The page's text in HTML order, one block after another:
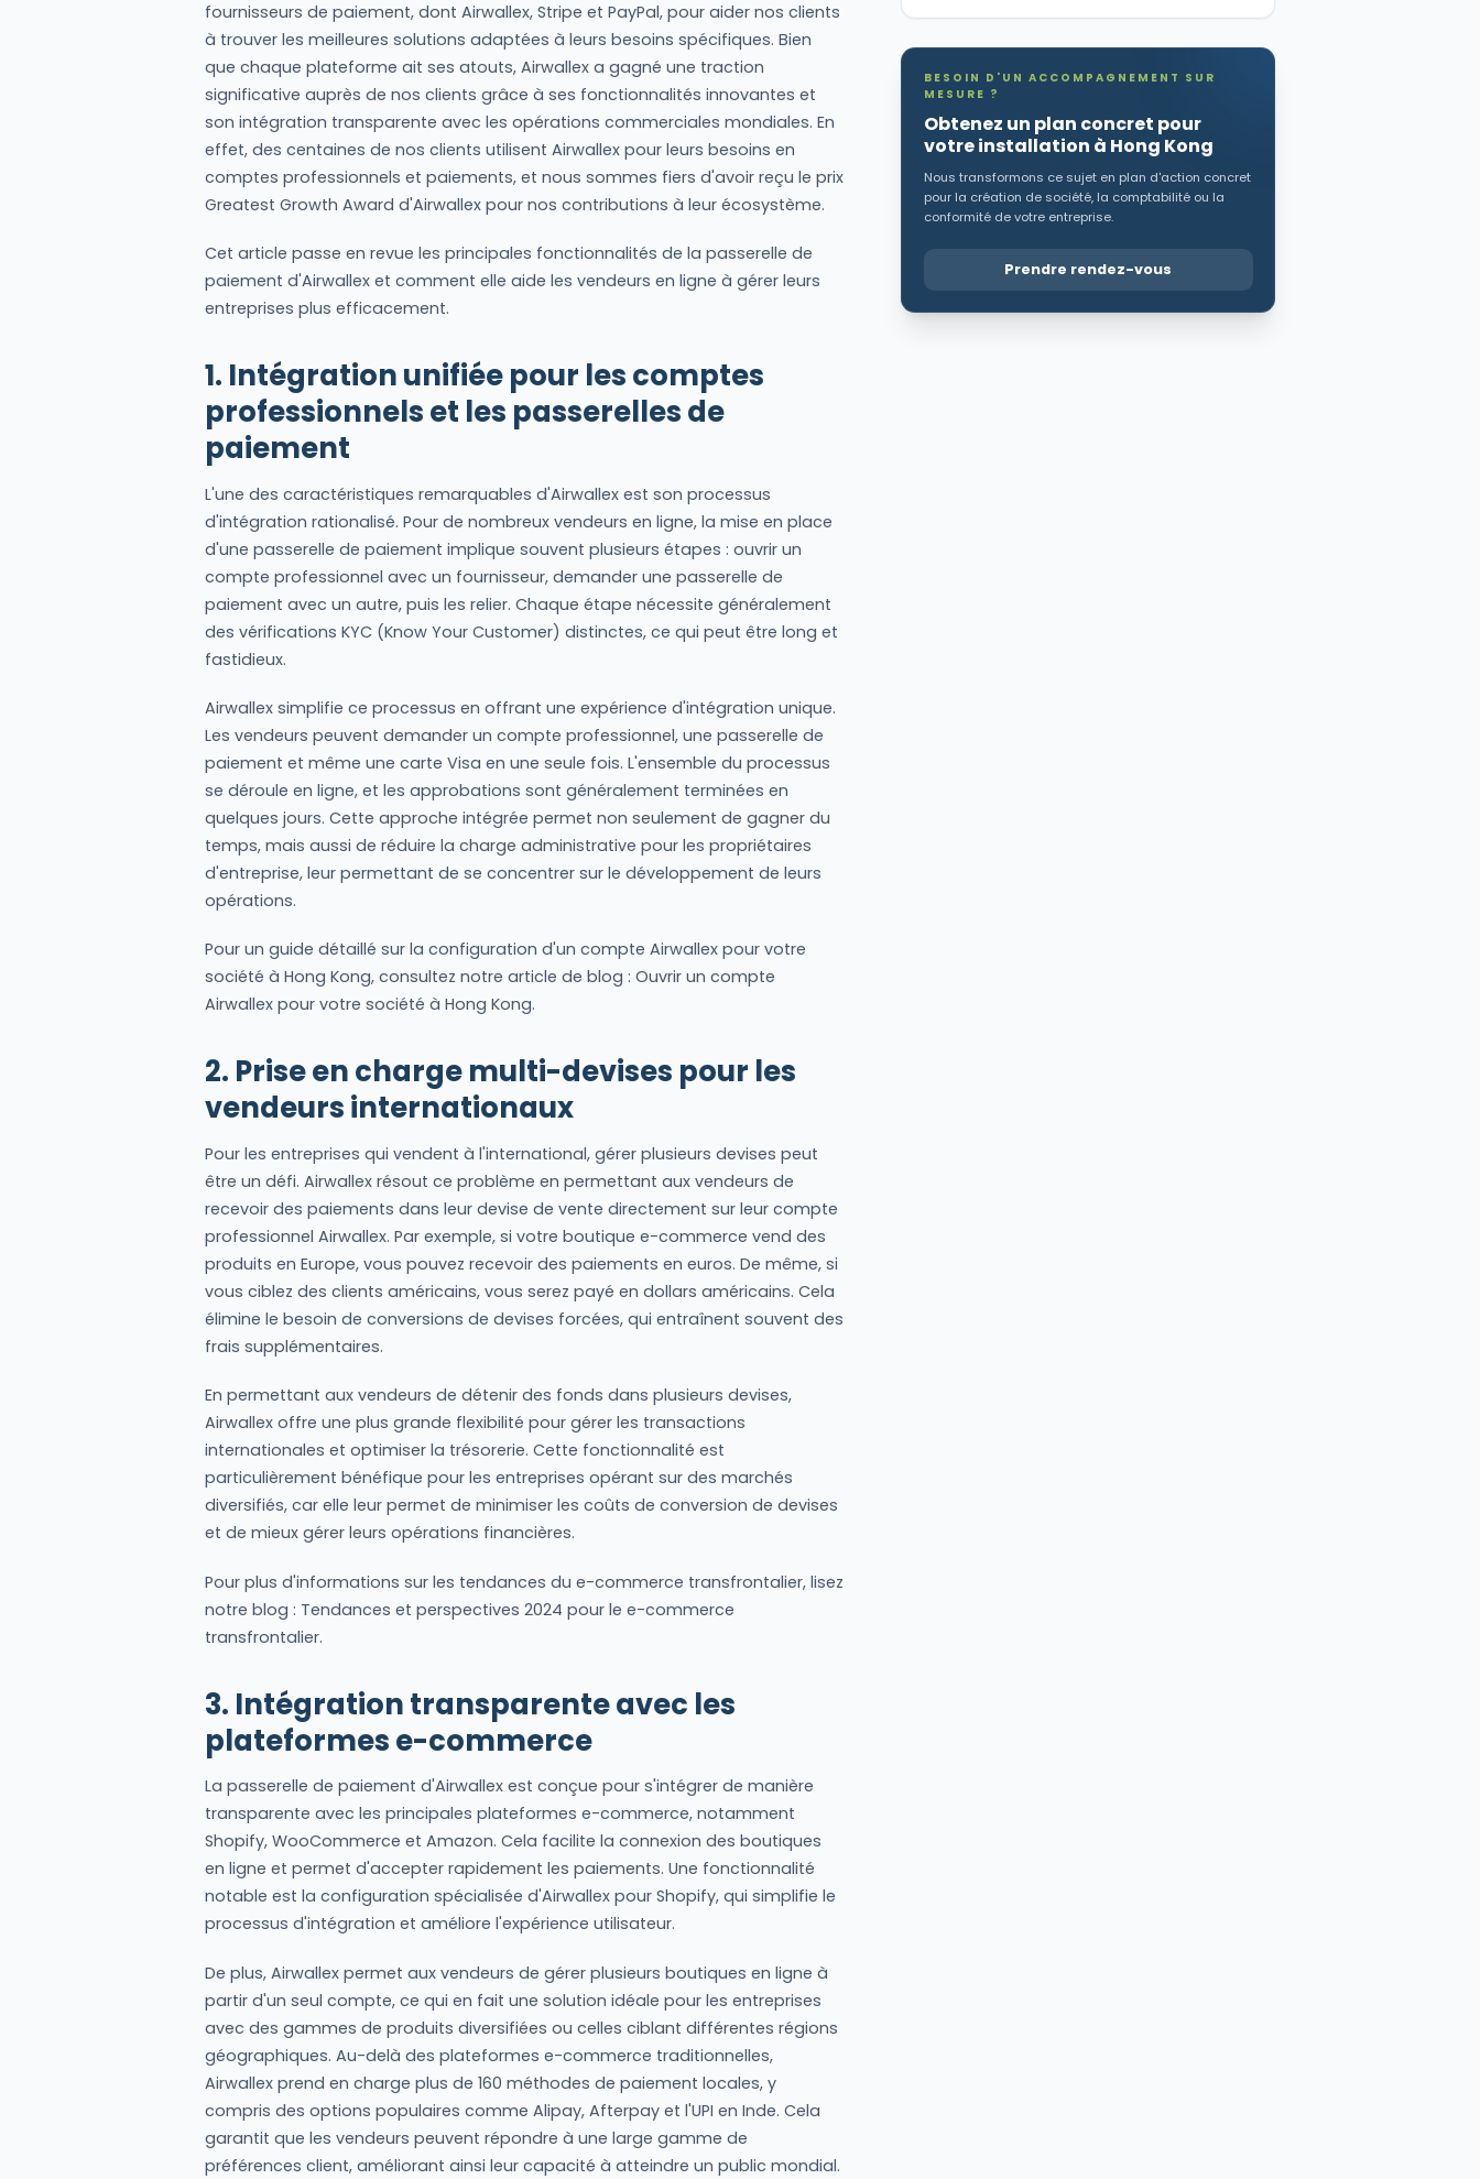
fournisseurs de paiement, dont Airwallex, Stripe et PayPal, pour aider nos clients
à trouver les meilleures solutions adaptées à leurs besoins spécifiques. Bien
que chaque plateforme ait ses atouts, Airwallex a gagné une traction
significative auprès de nos clients grâce à ses fonctionnalités innovantes et
son intégration transparente avec les opérations commerciales mondiales. En
effet, des centaines de nos clients utilisent Airwallex pour leurs besoins en
comptes professionnels et paiements, et nous sommes fiers d'avoir reçu le prix
Greatest Growth Award d'Airwallex pour nos contributions à leur écosystème.
Cet article passe en revue les principales fonctionnalités de la passerelle de
paiement d'Airwallex et comment elle aide les vendeurs en ligne à gérer leurs
entreprises plus efficacement.
1. Intégration unifiée pour les comptes
professionnels et les passerelles de
paiement
L'une des caractéristiques remarquables d'Airwallex est son processus
d'intégration rationalisé. Pour de nombreux vendeurs en ligne, la mise en place
d'une passerelle de paiement implique souvent plusieurs étapes : ouvrir un
compte professionnel avec un fournisseur, demander une passerelle de
paiement avec un autre, puis les relier. Chaque étape nécessite généralement
des vérifications KYC (Know Your Customer) distinctes, ce qui peut être long et
fastidieux.
Airwallex simplifie ce processus en offrant une expérience d'intégration unique.
Les vendeurs peuvent demander un compte professionnel, une passerelle de
paiement et même une carte Visa en une seule fois. L'ensemble du processus
se déroule en ligne, et les approbations sont généralement terminées en
quelques jours. Cette approche intégrée permet non seulement de gagner du
temps, mais aussi de réduire la charge administrative pour les propriétaires
d'entreprise, leur permettant de se concentrer sur le développement de leurs
opérations.
Pour un guide détaillé sur la configuration d'un compte Airwallex pour votre
société à Hong Kong, consultez notre article de blog : Ouvrir un compte
Airwallex pour votre société à Hong Kong.
2. Prise en charge multi-devises pour les
vendeurs internationaux
Pour les entreprises qui vendent à l'international, gérer plusieurs devises peut
être un défi. Airwallex résout ce problème en permettant aux vendeurs de
recevoir des paiements dans leur devise de vente directement sur leur compte
professionnel Airwallex. Par exemple, si votre boutique e-commerce vend des
produits en Europe, vous pouvez recevoir des paiements en euros. De même, si
vous ciblez des clients américains, vous serez payé en dollars américains. Cela
élimine le besoin de conversions de devises forcées, qui entraînent souvent des
frais supplémentaires.
En permettant aux vendeurs de détenir des fonds dans plusieurs devises,
Airwallex offre une plus grande flexibilité pour gérer les transactions
internationales et optimiser la trésorerie. Cette fonctionnalité est
particulièrement bénéfique pour les entreprises opérant sur des marchés
diversifiés, car elle leur permet de minimiser les coûts de conversion de devises
et de mieux gérer leurs opérations financières.
Pour plus d'informations sur les tendances du e-commerce transfrontalier, lisez
notre blog : Tendances et perspectives 2024 pour le e-commerce
transfrontalier.
3. Intégration transparente avec les
plateformes e-commerce
La passerelle de paiement d'Airwallex est conçue pour s'intégrer de manière
transparente avec les principales plateformes e-commerce, notamment
Shopify, WooCommerce et Amazon. Cela facilite la connexion des boutiques
en ligne et permet d'accepter rapidement les paiements. Une fonctionnalité
notable est la configuration spécialisée d'Airwallex pour Shopify, qui simplifie le
processus d'intégration et améliore l'expérience utilisateur.
De plus, Airwallex permet aux vendeurs de gérer plusieurs boutiques en ligne à
partir d'un seul compte, ce qui en fait une solution idéale pour les entreprises
avec des gammes de produits diversifiées ou celles ciblant différentes régions
géographiques. Au-delà des plateformes e-commerce traditionnelles,
Airwallex prend en charge plus de 160 méthodes de paiement locales, y
compris des options populaires comme Alipay, Afterpay et l'UPI en Inde. Cela
garantit que les vendeurs peuvent répondre à une large gamme de
préférences client, améliorant ainsi leur capacité à atteindre un public mondial.
BESOIN D'UN ACCOMPAGNEMENT SUR
MESURE ?
Obtenez un plan concret pour
votre installation à Hong Kong
Nous transformons ce sujet en plan d'action concret
pour la création de société, la comptabilité ou la
conformité de votre entreprise.
Prendre rendez-vous